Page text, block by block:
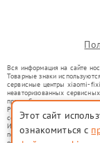
Вся информация на сайте
Товарные знаки
сервисные центры xiaomi-
неавторизованных
правообладателями
Ремонт осуществляется для
со статьей 1487 ГК РФ.
Использование товарных
потребителей в
Этот сайт
ознакомиться с